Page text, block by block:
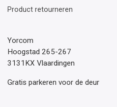
Product retourneren
Yorcom
Hoogstad 265-267
3131KX Vlaardingen
Gratis parkeren voor de deur